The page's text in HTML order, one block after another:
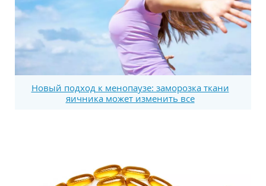
Новый подход к менопаузе: заморозка ткани
яичника может изменить все